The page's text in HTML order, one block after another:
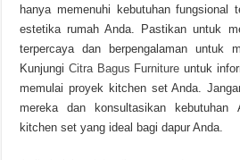
hanya memenuhi kebutuhan fungsional
estetika rumah Anda. Pastikan untuk
terpercaya dan berpengalaman untuk
Kunjungi Citra Bagus Furniture untuk
memulai proyek kitchen set Anda.
mereka dan konsultasikan kebutuhan
kitchen set yang ideal bagi dapur Anda.